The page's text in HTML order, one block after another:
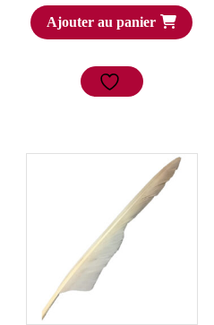
Ajouter au panier